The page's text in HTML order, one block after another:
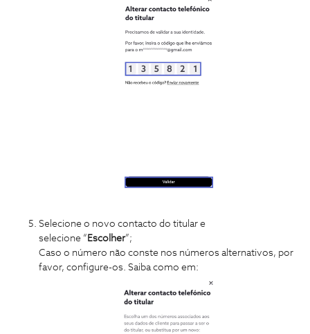
Selecione o novo contacto do titular e
selecione “ Escolher”;
Caso o número não conste nos números alternativos, por
favor, configure-os. Saiba como em: